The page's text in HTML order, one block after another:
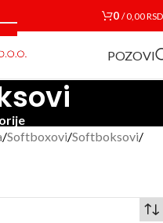
0 /0,00RSD
POZOVI
/Softboxovi/Softboksovi/